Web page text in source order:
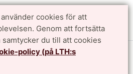
cookies för att
Genom att fortsätta
du till att cookies
policy (på LTH:s